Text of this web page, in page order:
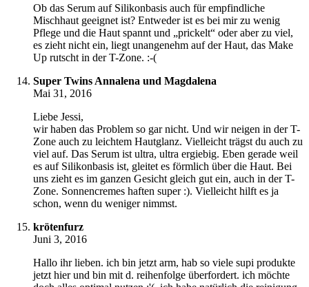
Ob das Serum auf Silikonbasis auch für empfindliche
Mischhaut geeignet ist? Entweder ist es bei mir zu wenig
Pflege und die Haut spannt und „prickelt“ oder aber zu viel,
es zieht nicht ein, liegt unangenehm auf der Haut, das Make
Up rutscht in der T-Zone. :-(
Super Twins Annalena und Magdalena
Mai 31, 2016
Liebe Jessi,
wir haben das Problem so gar nicht. Und wir neigen in der T-
Zone auch zu leichtem Hautglanz. Vielleicht trägst du auch zu
viel auf. Das Serum ist ultra, ultra ergiebig. Eben gerade weil
es auf Silikonbasis ist, gleitet es förmlich über die Haut. Bei
uns zieht es im ganzen Gesicht gleich gut ein, auch in der T-
Zone. Sonnencremes haften super :). Vielleicht hilft es ja
schon, wenn du weniger nimmst.
krötenfurz
Juni 3, 2016
Hallo ihr lieben. ich bin jetzt arm, hab so viele supi produkte
jetzt hier und bin mit d. reihenfolge überfordert. ich möchte